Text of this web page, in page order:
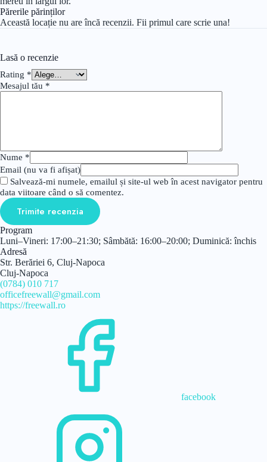
Părerile părinților
Această locație nu are încă recenzii. Fii primul care scrie una!
Lasă o recenzie
Rating *
Mesajul tău *
Nume *
Email (nu va fi afișat)
Salvează-mi numele, emailul și site-ul web în acest navigator pentru
data viitoare când o să comentez.
Trimite recenzia
Program
Luni–Vineri: 17:00–21:30; Sâmbătă: 16:00–20:00; Duminică: închis
Adresă
Str. Berăriei 6, Cluj-Napoca
Cluj-Napoca
(0784) 010 717
officefreewall@gmail.com
https://freewall.ro
facebook